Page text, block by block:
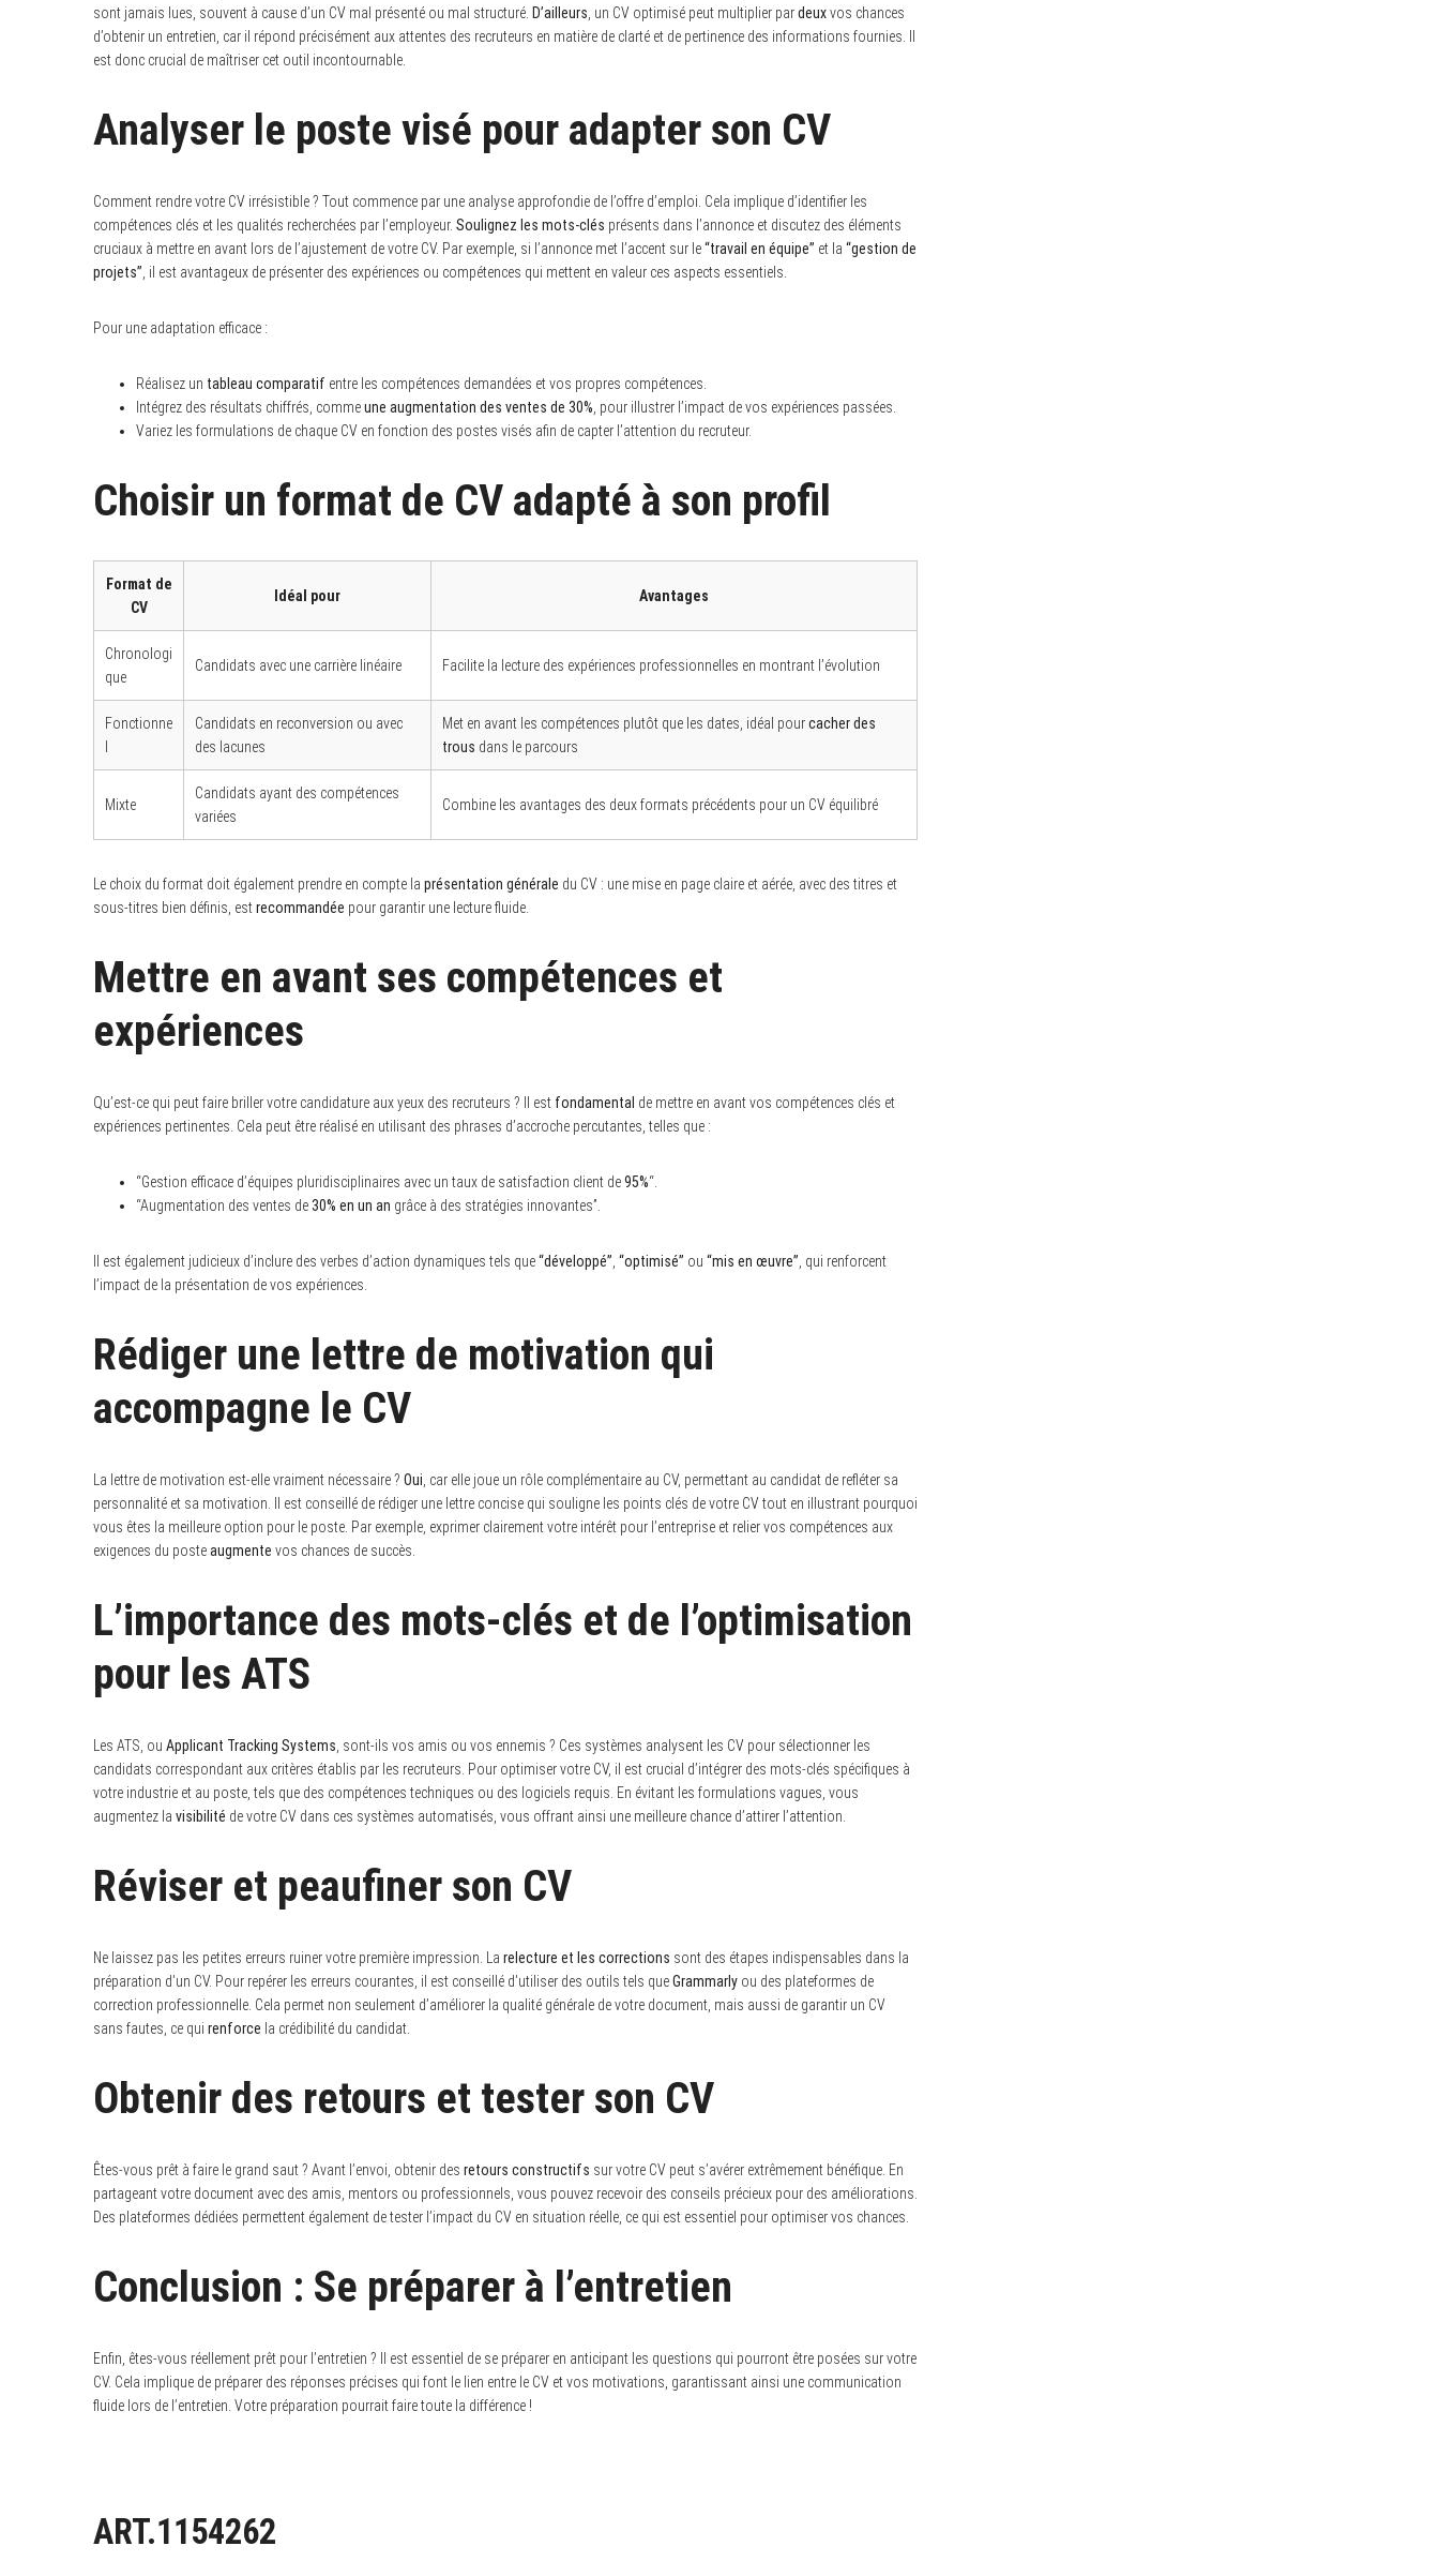
sont jamais lues, souvent à cause d’un CV mal présenté ou mal structuré. D’ailleurs, un CV optimisé peut multiplier pardeuxvos chances
d’obtenir un entretien, car il répond précisément aux attentes des recruteurs en matière de clarté et de pertinence des informations fournies. Il
est donc crucial de maîtriser cet outil incontournable.
Analyser le poste visé pour adapter son CV
Comment rendre votre CV irrésistible ? Tout commence par une analyse approfondie de l’offre d’emploi. Cela implique d’identifier les
compétences clés et les qualités recherchées par l’employeur. Soulignez les mots-clés présents dans l’annonce et discutez des éléments
cruciaux à mettre en avant lors de l’ajustement de votre CV. Par exemple, si l’annonce met l’accent sur le“travail en équipe” et la “gestion de
projets”, il est avantageux de présenter des expériences ou compétences qui mettent en valeur ces aspects essentiels.
Pour une adaptation efficace :
Réalisez un tableau comparatif entre les compétences demandées et vos propres compétences.
Intégrez des résultats chiffrés, commeune augmentation des ventes de 30%, pour illustrer l’impact de vos expériences passées.
Variez les formulations de chaque CV en fonction des postes visés afin de capter l’attention du recruteur.
Choisir un format de CV adapté à son profil
Format de
CV
Idéal pour Avantages
Chronologi
que
Candidats avec une carrière linéaire Facilite la lecture des expériences professionnelles en montrant l’évolution
Fonctionne
Candidats en reconversion ou avec
des lacunes
Met en avant les compétences plutôt que les dates, idéal pourcacher des
trous dans le parcours
Mixte
Candidats ayant des compétences
variées
Combine les avantages des deux formats précédents pour un CV équilibré
Le choix du format doit également prendre en compte la présentation générale du CV : une mise en page claire et aérée, avec des titres et
sous-titres bien définis, estrecommandée pour garantir une lecture fluide.
Mettre en avant ses compétences et
expériences
Qu’est-ce qui peut faire briller votre candidature aux yeux des recruteurs ? Il est fondamental de mettre en avant vos compétences clés et
expériences pertinentes. Cela peut être réalisé en utilisant des phrases d’accroche percutantes, telles que :
“Gestion efficace d’équipes pluridisciplinaires avec un taux de satisfaction client de95%“.
“Augmentation des ventes de30% en un an grâce à des stratégies innovantes”.
Il est également judicieux d’inclure des verbes d’action dynamiques tels que“développé”, “optimisé” ou “mis en œuvre”, qui renforcent
l’impact de la présentation de vos expériences.
Rédiger une lettre de motivation qui
accompagne le CV
La lettre de motivation est-elle vraiment nécessaire ? Oui, car elle joue un rôle complémentaire au CV, permettant au candidat de refléter sa
personnalité et sa motivation. Il est conseillé de rédiger une lettre concise qui souligne les points clés de votre CV tout en illustrant pourquoi
vous êtes la meilleure option pour le poste. Par exemple, exprimer clairement votre intérêt pour l’entreprise et relier vos compétences aux
exigences du posteaugmente vos chances de succès.
L’importance des mots-clés et de l’optimisation
pour les ATS
Les ATS, ou Applicant Tracking Systems, sont-ils vos amis ou vos ennemis ? Ces systèmes analysent les CV pour sélectionner les
candidats correspondant aux critères établis par les recruteurs. Pour optimiser votre CV, il est crucial d’intégrer des mots-clés spécifiques à
votre industrie et au poste, tels que des compétences techniques ou des logiciels requis. En évitant les formulations vagues, vous
augmentez la visibilité de votre CV dans ces systèmes automatisés, vous offrant ainsi une meilleure chance d’attirer l’attention.
Réviser et peaufiner son CV
Ne laissez pas les petites erreurs ruiner votre première impression. La relecture et les corrections sont des étapes indispensables dans la
préparation d’un CV. Pour repérer les erreurs courantes, il est conseillé d’utiliser des outils tels queGrammarly ou des plateformes de
correction professionnelle. Cela permet non seulement d’améliorer la qualité générale de votre document, mais aussi de garantir un CV
sans fautes, ce qui renforce la crédibilité du candidat.
Obtenir des retours et tester son CV
Êtes-vous prêt à faire le grand saut ? Avant l’envoi, obtenir des retours constructifs sur votre CV peut s’avérer extrêmement bénéfique. En
partageant votre document avec des amis, mentors ou professionnels, vous pouvez recevoir des conseils précieux pour des améliorations.
Des plateformes dédiées permettent également de tester l’impact du CV en situation réelle, ce qui est essentiel pour optimiser vos chances.
Conclusion : Se préparer à l’entretien
Enfin, êtes-vous réellement prêt pour l’entretien ? Il est essentiel de se préparer en anticipant les questions qui pourront être posées sur votre
CV. Cela implique de préparer des réponses précises qui font le lien entre le CV et vos motivations, garantissant ainsi une communication
fluide lors de l’entretien. Votre préparation pourrait faire toute la différence !
ART.1154262
e
a
h
f